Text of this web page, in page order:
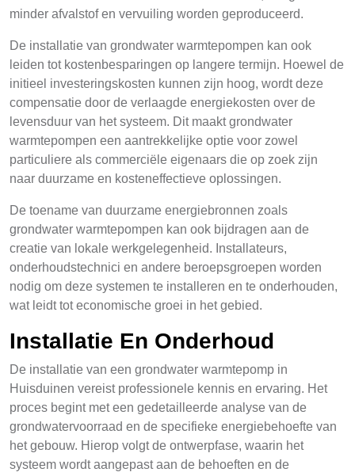
minder afvalstof en vervuiling worden geproduceerd.
De installatie van grondwater warmtepompen kan ook
leiden tot kostenbesparingen op langere termijn. Hoewel de
initieel investeringskosten kunnen zijn hoog, wordt deze
compensatie door de verlaagde energiekosten over de
levensduur van het systeem. Dit maakt grondwater
warmtepompen een aantrekkelijke optie voor zowel
particuliere als commerciële eigenaars die op zoek zijn
naar duurzame en kosteneffectieve oplossingen.
De toename van duurzame energiebronnen zoals
grondwater warmtepompen kan ook bijdragen aan de
creatie van lokale werkgelegenheid. Installateurs,
onderhoudstechnici en andere beroepsgroepen worden
nodig om deze systemen te installeren en te onderhouden,
wat leidt tot economische groei in het gebied.
Installatie En Onderhoud
De installatie van een grondwater warmtepomp in
Huisduinen vereist professionele kennis en ervaring. Het
proces begint met een gedetailleerde analyse van de
grondwatervoorraad en de specifieke energiebehoefte van
het gebouw. Hierop volgt de ontwerpfase, waarin het
systeem wordt aangepast aan de behoeften en de